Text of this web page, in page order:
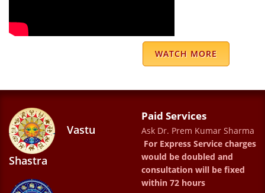
analysis is amazing. Helpful and courteous
staff (Ms.Jyoti)
Meeting Sharma ji was a special day 🙏 ..not
only because he is an excellent astrologer
but also a very humble / kind human being!
WATCH MORE
Vastu
Shastra
Paid Services
Ask Dr. Prem Kumar Sharma
For Express Service charges
would be doubled and
consultation will be fixed
within 72 hours